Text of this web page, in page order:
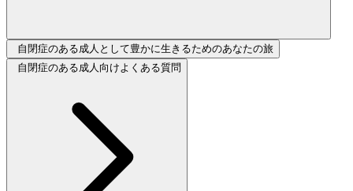
自閉症のある成人として豊かに生きるためのあなたの旅
自閉症のある成人向けよくある質問